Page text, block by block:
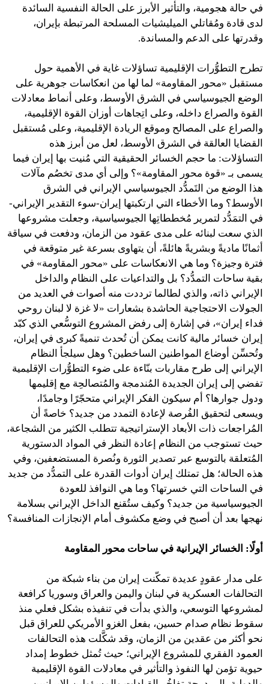
في حالة هجومية، والتأثير الأبرز على الحالة النفسية السائدة
لدى قادة ومُقاتلي الميليشيات المسلحة المرتبطة بإيران،
وقدرتها على الدعم والمساندة.
تطرح التطوُّرات الإقليمية تساؤلات غاية في الأهمية حول
مستقبل «محور المقاومة» لما لها من انعكاسات جوهرية على
الوضع الجيوسياسي في الشرق الأوسط، وعلى أنماط معادلات
القوة والصراع داخله، وعلى اتِجاهات أوزان القوة الإقليمية،
والصراع على المصالح وموقع الريادة الإقليمية، وعلى مُستقبل
القضايا العالقة في الشرق الأوسط، لعل من أبرز هذه
التساؤلات: ما حجم الخسائر الحقيقية التي مُنيت بها إيران فيما
يسمى بـ «قوة محور المقاومة»؟ وإلى أي مدى تخصُم مآلات
هذا الوضع من التَمدُّد الجيوسياسي الإيراني في الشرق
الأوسط؟ وما الأخطاء التي ارتكبتها إيران-سوء التقدير الإيراني-
في التمَدُّد لتمرير مُخططاتِها الجيوسياسية، وجعلت مشروعها
الذي سعت لبنائه على مدى عقود من الزمان، ودفعت في سياقة
أثمانًا ماديةً وبشريةً هائلةً، أن يتهاوى بسرعة غير متوقعة في
فترة وجيزة؟ وما هي الانعكاسات على «محور المقاومة» في
بقية ساحات التمدُّد؟ بل والتداعيات على النظام والداخل
الإيراني ذاته، والذي لطالما ترددت منه أصوات في العديد من
الجولات الاحتجاجية الحاشدة بشعارات «لا غزة لا لبنان روحي
فداء إيران»، في إشارة إلى رفض المشروع التوسُّعي الذي كبّد
إيران خسائر مالية كانت يمكن أن تُحدث تنميةً كبرى في إيران،
وتُحسِّن أوضاع المواطنين الساخطين؟ وهل سيلجأ النظام
الإيراني إلى طرح مقاربات بنّاءة على ضوء التطوُّرات الإقليمية
تفضي إلى إيران الجديدة المُندمجة والمُتصالحِة مع إقليمها
ودول جوارها؟ أم سيكون الفكر الإيراني متحجّرًا وجامدًا،
ويسعى لتحقيق الفُرصة لإعادة التمدد من جديد؟ خاصةً أن
المُراجعات ذات الأبعاد الإستراتيجية تتطلب الكثير من الشجاعة،
حيث تستوجب من النظام إعادة النظر في المواد الدستورية
المُتعلقة بالتوسع عبر تصدير الثورة ونُصرة المستضعفين، وفي
هذه الحالة؛ هل تمتلك إيران أدوات القدرة على التمدُّد من جديد
في الساحات التي خسرتها؟ وما هي النوافذ للعودة
الجيوسياسية من جديد؟ وكيف ستُقنع الداخل الإيراني بسلامة
نهجها بعد أن أصبح في وضع مكشوف أمام الإنجازات المنافسة؟
أولًا: الخسائر الإيرانية في ساحات محور المقاومة
على مدار عقودٍ عديدة تمكّنت إيران من بناء شبكة من
التحالفات العسكرية في لبنان واليمن والعراق وسوريا كرافعة
لمشروعها التوسعي، والذي بدأت في تنفيذه بشكل فعلي منذ
سقوط نظام صدام حسين، بفعل الغزو الأمريكي للعراق قبل
نحو أكثر من عقدين من الزمان، وقد شكَّلت هذه التحالفات
العمود الفقري للمشروع الإيراني؛ حيث تُمثل خطوط إمداد
حيوية تؤمن لها النفوذ والتأثير في معادلات القوة الإقليمية